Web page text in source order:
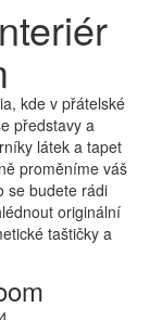
kde v přátelské
představy a
látek a tapet
proměníme váš
se budete rádi
originální
taštičky a